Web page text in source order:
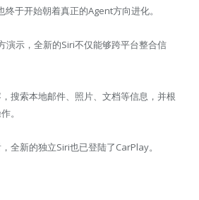
于开始朝着真正的Agent方向进化。
演示，全新的Siri不仅能够跨平台整合信
搜索本地邮件、照片、文档等信息，并根
。
全新的独立Siri也已登陆了CarPlay。